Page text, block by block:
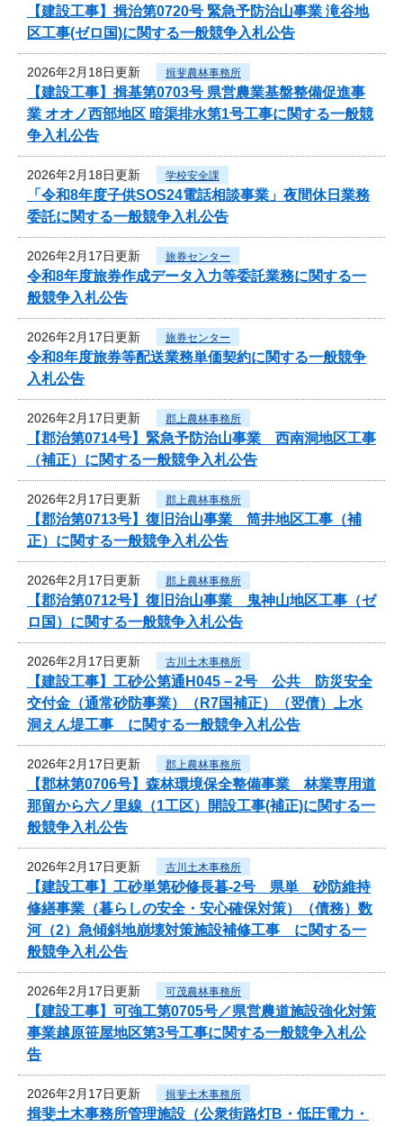
【建設工事】揖治第0720号 緊急予防治山事業 滝谷地
区工事(ゼロ国)に関する一般競争入札公告
2026年2月18日更新 揖斐農林事務所
【建設工事】揖基第0703号 県営農業基盤整備促進事
業 オオノ西部地区 暗渠排水第1号工事に関する一般競
争入札公告
2026年2月18日更新 学校安全課
「令和8年度子供SOS24電話相談事業」夜間休日業務
委託に関する一般競争入札公告
2026年2月17日更新 旅券センター
令和8年度旅券作成データ入力等委託業務に関する一
般競争入札公告
2026年2月17日更新 旅券センター
令和8年度旅券等配送業務単価契約に関する一般競争
入札公告
2026年2月17日更新 郡上農林事務所
【郡治第0714号】緊急予防治山事業 西南洞地区工事
（補正）に関する一般競争入札公告
2026年2月17日更新 郡上農林事務所
【郡治第0713号】復旧治山事業 筒井地区工事（補
正）に関する一般競争入札公告
2026年2月17日更新 郡上農林事務所
【郡治第0712号】復旧治山事業 鬼神山地区工事（ゼ
ロ国）に関する一般競争入札公告
2026年2月17日更新 古川土木事務所
【建設工事】工砂公第通H045－2号 公共 防災安全
交付金（通常砂防事業）（R7国補正）（翌債）上水
洞えん堤工事 に関する一般競争入札公告
2026年2月17日更新 郡上農林事務所
【郡林第0706号】森林環境保全整備事業 林業専用道
那留から六ノ里線（1工区）開設工事(補正)に関する一
般競争入札公告
2026年2月17日更新 古川土木事務所
【建設工事】工砂単第砂修長暮-2号 県単 砂防維持
修繕事業（暮らしの安全・安心確保対策）（債務）数
河（2）急傾斜地崩壊対策施設補修工事 に関する一
般競争入札公告
2026年2月17日更新 可茂農林事務所
【建設工事】可強工第0705号／県営農道施設強化対策
事業越原笹屋地区第3号工事に関する一般競争入札公
告
2026年2月17日更新 揖斐土木事務所
揖斐土木事務所管理施設（公衆街路灯B・低圧電力・